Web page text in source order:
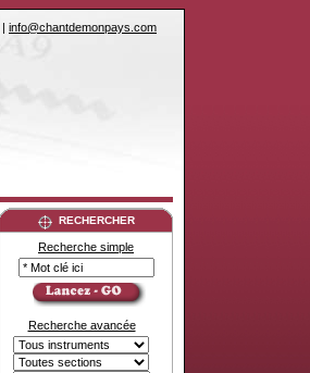
| info@chantdemonpays.com
RECHERCHER
Recherche simple
Recherche avancée